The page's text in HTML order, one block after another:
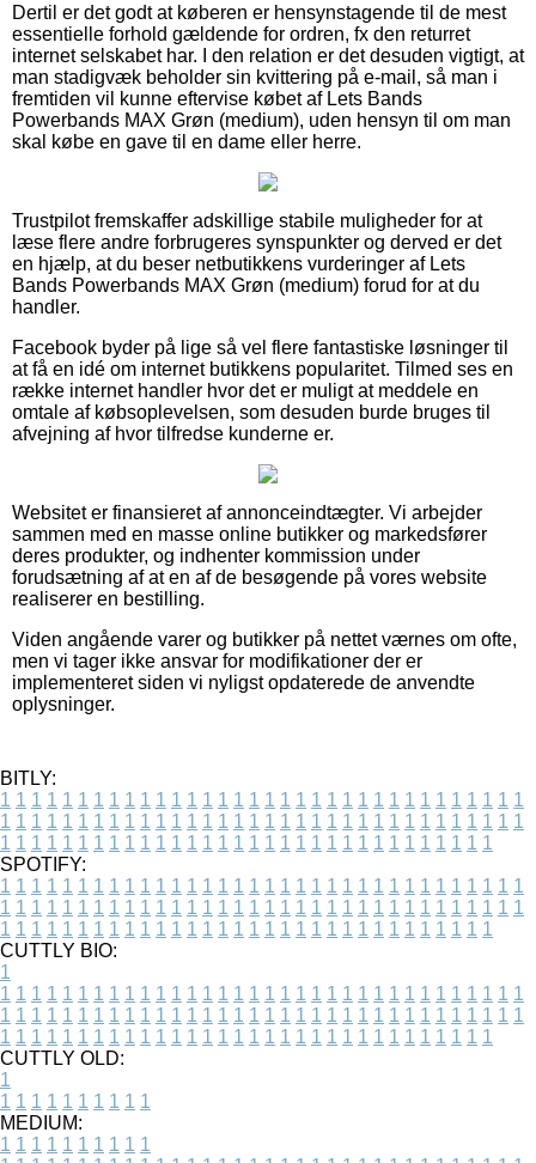
Dertil er det godt at køberen er hensynstagende til de mest
essentielle forhold gældende for ordren, fx den returret
internet selskabet har. I den relation er det desuden vigtigt, at
man stadigvæk beholder sin kvittering på e-mail, så man i
fremtiden vil kunne eftervise købet af Lets Bands
Powerbands MAX Grøn (medium), uden hensyn til om man
skal købe en gave til en dame eller herre.
Trustpilot fremskaffer adskillige stabile muligheder for at
læse flere andre forbrugeres synspunkter og derved er det
en hjælp, at du beser netbutikkens vurderinger af Lets
Bands Powerbands MAX Grøn (medium) forud for at du
handler.
Facebook byder på lige så vel flere fantastiske løsninger til
at få en idé om internet butikkens popularitet. Tilmed ses en
række internet handler hvor det er muligt at meddele en
omtale af købsoplevelsen, som desuden burde bruges til
afvejning af hvor tilfredse kunderne er.
Websitet er finansieret af annonceindtægter. Vi arbejder
sammen med en masse online butikker og markedsfører
deres produkter, og indhenter kommission under
forudsætning af at en af de besøgende på vores website
realiserer en bestilling.
Viden angående varer og butikker på nettet værnes om ofte,
men vi tager ikke ansvar for modifikationer der er
implementeret siden vi nyligst opdaterede de anvendte
oplysninger.
BITLY:
1 1 1 1 1 1 1 1 1 1 1 1 1 1 1 1 1 1 1 1 1 1 1 1 1 1 1 1 1 1 1 1 1 1
1 1 1 1 1 1 1 1 1 1 1 1 1 1 1 1 1 1 1 1 1 1 1 1 1 1 1 1 1 1 1 1 1 1
1 1 1 1 1 1 1 1 1 1 1 1 1 1 1 1 1 1 1 1 1 1 1 1 1 1 1 1 1 1 1 1
SPOTIFY:
1 1 1 1 1 1 1 1 1 1 1 1 1 1 1 1 1 1 1 1 1 1 1 1 1 1 1 1 1 1 1 1 1 1
1 1 1 1 1 1 1 1 1 1 1 1 1 1 1 1 1 1 1 1 1 1 1 1 1 1 1 1 1 1 1 1 1 1
1 1 1 1 1 1 1 1 1 1 1 1 1 1 1 1 1 1 1 1 1 1 1 1 1 1 1 1 1 1 1 1
CUTTLY BIO:
1
1 1 1 1 1 1 1 1 1 1 1 1 1 1 1 1 1 1 1 1 1 1 1 1 1 1 1 1 1 1 1 1 1 1
1 1 1 1 1 1 1 1 1 1 1 1 1 1 1 1 1 1 1 1 1 1 1 1 1 1 1 1 1 1 1 1 1 1
1 1 1 1 1 1 1 1 1 1 1 1 1 1 1 1 1 1 1 1 1 1 1 1 1 1 1 1 1 1 1 1
CUTTLY OLD:
1
1 1 1 1 1 1 1 1 1 1
MEDIUM:
1 1 1 1 1 1 1 1 1 1